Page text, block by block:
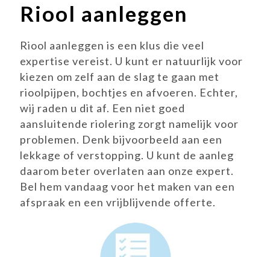
Riool aanleggen
Riool aanleggen is een klus die veel
expertise vereist. U kunt er natuurlijk voor
kiezen om zelf aan de slag te gaan met
rioolpijpen, bochtjes en afvoeren. Echter,
wij raden u dit af. Een niet goed
aansluitende riolering zorgt namelijk voor
problemen. Denk bijvoorbeeld aan een
lekkage of verstopping. U kunt de aanleg
daarom beter overlaten aan onze expert.
Bel hem vandaag voor het maken van een
afspraak en een vrijblijvende offerte.